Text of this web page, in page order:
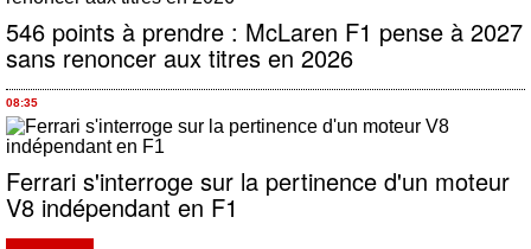
546 points à prendre : McLaren F1 pense à 2027
sans renoncer aux titres en 2026
08:35
Ferrari s'interroge sur la pertinence d'un moteur
V8 indépendant en F1